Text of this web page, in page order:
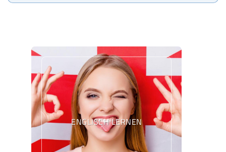
ENGLISCH LERNEN